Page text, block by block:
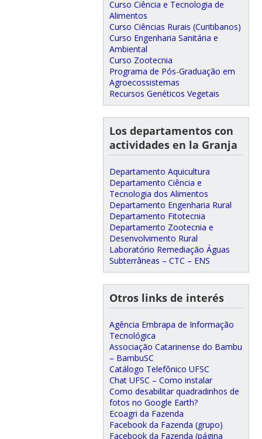
Curso Ciência e Tecnologia de
Alimentos
Curso Ciências Rurais (Curitibanos)
Curso Engenharia Sanitária e
Ambiental
Curso Zootecnia
Programa de Pós-Graduação em
Agroecossistemas
Recursos Genéticos Vegetais
Los departamentos con
actividades en la Granja
Departamento Aquicultura
Departamento Ciência e
Tecnologia dos Alimentos
Departamento Engenharia Rural
Departamento Fitotecnia
Departamento Zootecnia e
Desenvolvimento Rural
Laboratório Remediação Águas
Subterrâneas – CTC – ENS
Otros links de interés
Agência Embrapa de Informação
Tecnológica
Associação Catarinense do Bambu
– BambuSC
Catálogo Telefônico UFSC
Chat UFSC – Como instalar
Como desabilitar quadradinhos de
fotos no Google Earth?
Ecoagri da Fazenda
Facebook da Fazenda (grupo)
Facebook da Fazenda (página